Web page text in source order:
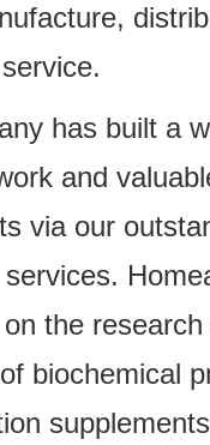
has built a
and
via our
the research
biochemical